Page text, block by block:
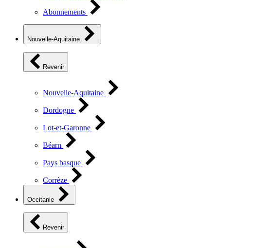
Abonnements
Nouvelle-Aquitaine
Revenir
Nouvelle-Aquitaine
Dordogne
Lot-et-Garonne
Béarn
Pays basque
Corrèze
Occitanie
Revenir